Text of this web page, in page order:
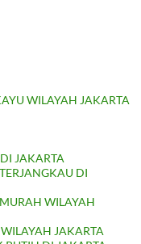
WILAYAH JAKARTA
JAKARTA
DI
WILAYAH
JAKARTA